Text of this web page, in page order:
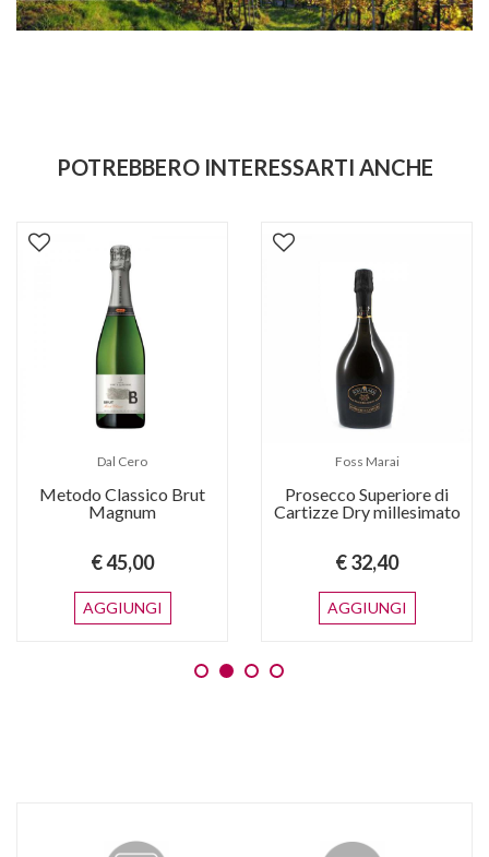
POTREBBERO INTERESSARTI ANCHE
Dal Cero
Metodo Classico Brut
Magnum
€ 45,00
AGGIUNGI
Foss Marai
Prosecco Superiore di
Cartizze Dry millesimato
€ 32,40
AGGIUNGI